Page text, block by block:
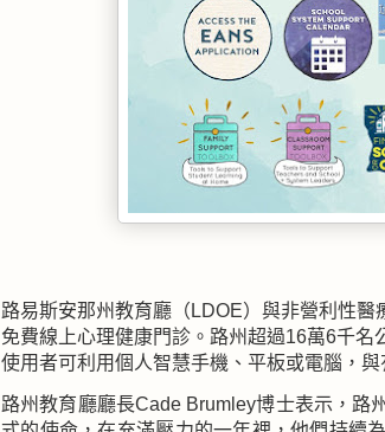
路易斯安那州教育廳（ LDOE）與非營利性醫
免費線上心理健康門診。路州超過16萬6千名
使用者可利用個人智慧手機、平板或電腦，與
路州教育廳廳長Cade Brumley博士表示，路